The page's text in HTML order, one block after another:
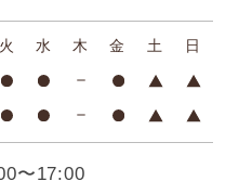
火 水 木 金 土 日
〜17:00